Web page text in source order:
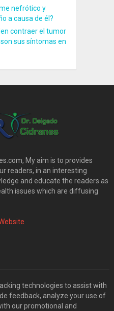
nefrótico y
a causa de él?
contraer el tumor
sus síntomas en
My aim is to provides
readers, in an interesting
and educate the readers as
issues which are diffusing
technologies to assist with
feedback, analyze your use of
our promotional and